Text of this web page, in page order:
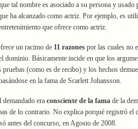
tal nombre es asociado a su persona y
ha alcanzado como actriz. Por ejemplo, es
que ofrece como actriz.
un racimo de 11 razones por las cuales no
dominio. Básicamente incide en que los
pruebas (como es de recibo) y los hechos
en la fama de Scarlett Johansson.
demandado era consciente de la fama de la
de lo contrario. No explica porqué registró
antes del concurso, en Agosto de 2008.